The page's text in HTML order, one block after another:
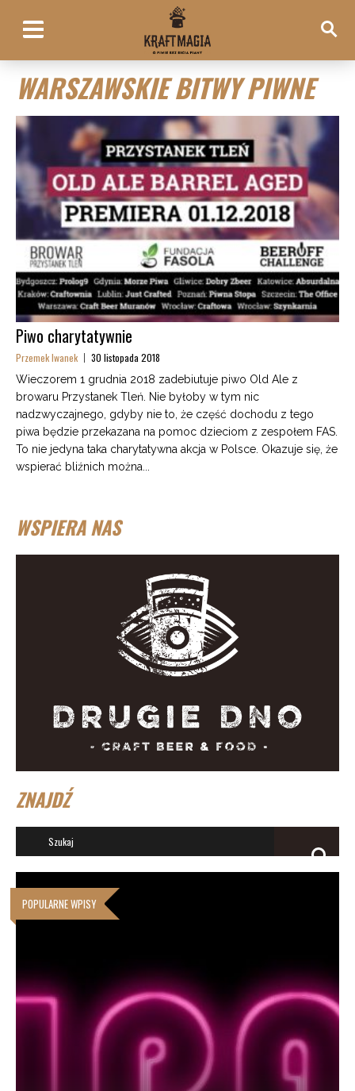
WARSZAWSKIE BITWY PIWNE
Piwo charytatywnie
Przemek Iwanek 30 listopada 2018
Wieczorem 1 grudnia 2018 zadebiutuje piwo Old Ale z
browaru Przystanek Tleń. Nie byłoby w tym nic
nadzwyczajnego, gdyby nie to, że część dochodu z tego
piwa będzie przekazana na pomoc dzieciom z zespołem FAS.
To nie jedyna taka charytatywna akcja w Polsce. Okazuje się, że
wspierać bliźnich można...
WSPIERA NAS
ZNAJDŹ
POPULARNE WPISY